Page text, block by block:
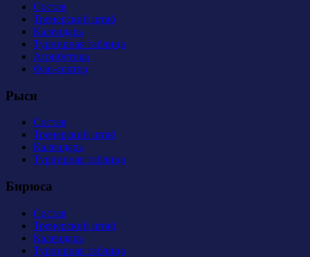
Состав
Тренерский штаб
Календарь
Турнирная таблица
Атрибутика
Фан-сектор
Рыси
Состав
Тренерский штаб
Календарь
Турнирная таблица
Бирюса
Состав
Тренерский штаб
Календарь
Турнирная таблица